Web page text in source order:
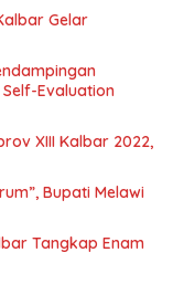
Gelar
Evaluation
XIII Kalbar 2022,
Bupati Melawi
Tangkap Enam